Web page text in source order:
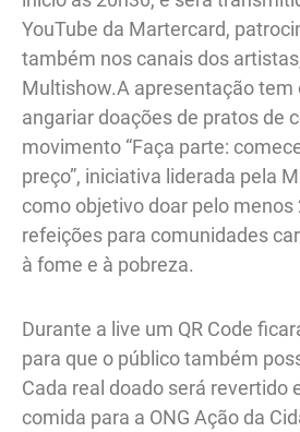
YouTube da Martercard,
também nos canais dos
Multishow.A apresentação tem
angariar doações de pratos de
movimento “Faça parte:
preço”, iniciativa liderada pela
como objetivo doar pelo menos
refeições para comunidades
à fome e à pobreza.
Durante a live um QR Code
para que o público também
Cada real doado será revertido
comida para a ONG Ação da